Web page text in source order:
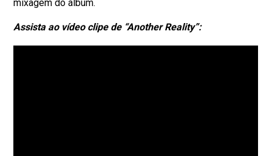
mixagem do álbum.
Assista ao vídeo clipe de “Another Reality”: